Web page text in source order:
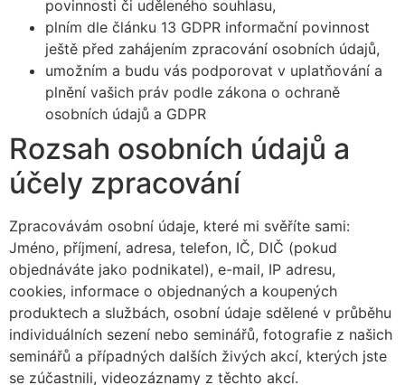
povinnosti či uděleného souhlasu,
plním dle článku 13 GDPR informační povinnost
ještě před zahájením zpracování osobních údajů,
umožním a budu vás podporovat v uplatňování a
plnění vašich práv podle zákona o ochraně
osobních údajů a GDPR
Rozsah osobních údajů a
účely zpracování
Zpracovávám osobní údaje, které mi svěříte sami:
Jméno, příjmení, adresa, telefon, IČ, DIČ (pokud
objednáváte jako podnikatel), e-mail, IP adresu,
cookies, informace o objednaných a koupených
produktech a službách, osobní údaje sdělené v průběhu
individuálních sezení nebo seminářů, fotografie z našich
seminářů a případných dalších živých akcí, kterých jste
se zúčastnili, videozáznamy z těchto akcí.